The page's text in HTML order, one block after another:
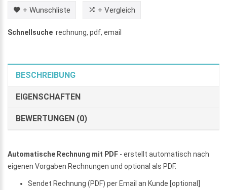
+ Wunschliste + Vergleich
Schnellsuche rechnung, pdf, email
BESCHREIBUNG
EIGENSCHAFTEN
BEWERTUNGEN (0)
Automatische Rechnung mit PDF - erstellt automatisch nach
eigenen Vorgaben Rechnungen und optional als PDF.
Sendet Rechnung (PDF) per Email an Kunde [optional]